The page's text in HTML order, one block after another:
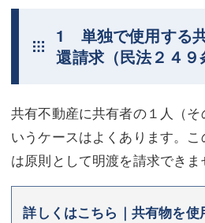
1 単独で使用する
還請求（民法２４９
共有不動産に共有者の１人（
いうケースはよくあります。
は原則として明渡を請求できま
詳しくはこちら｜共有物を使